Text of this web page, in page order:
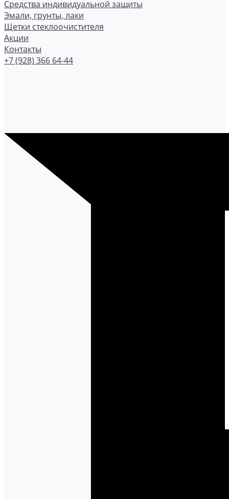
Средства индивидуальной защиты
Эмали, грунты, лаки
Щетки стеклоочистителя
Акции
Контакты
+7 (928) 366 64-44